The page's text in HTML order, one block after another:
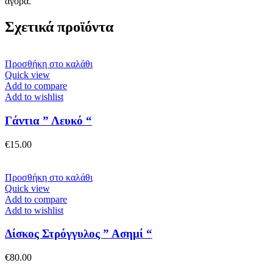
Σχετικά προϊόντα
Προσθήκη στο καλάθι
Quick view
Add to compare
Add to wishlist
Γάντια ” Λευκό “
€15.00
Προσθήκη στο καλάθι
Quick view
Add to compare
Add to wishlist
Δίσκος Στρόγγυλος ” Ασημί “
€80.00